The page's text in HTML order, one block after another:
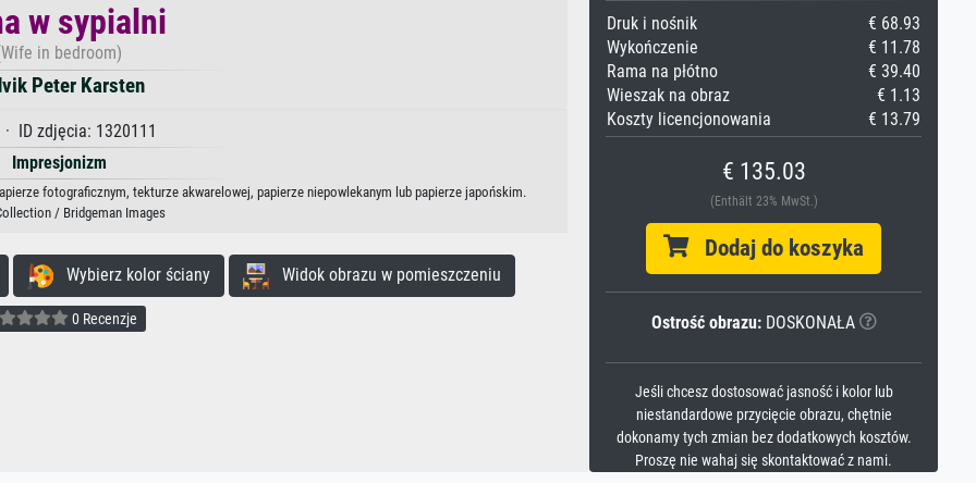
w sypialni
in bedroom)
Peter Karsten
ID zdjęcia: 1320111
Impresjonizm
fotograficznym, tekturze akwarelowej, papierze niepowlekanym lub papierze japońskim.
/ Bridgeman Images
Wybierz kolor ściany Widok obrazu w pomieszczeniu
0 Recenzje
Druk i nośnik
€ 68.93
Wykończenie
€ 11.78
Rama na płótno
€ 39.40
Wieszak na obraz
€ 1.13
Koszty licencjonowania
€ 13.79
€ 135.03
(Enthält 23% MwSt.)
Dodaj do koszyka
Ostrość obrazu:DOSKONAŁA
Jeśli chcesz dostosować jasność i kolor lub
niestandardowe przycięcie obrazu, chętnie
dokonamy tych zmian bez dodatkowych kosztów.
Proszę nie wahaj się skontaktować z nami.